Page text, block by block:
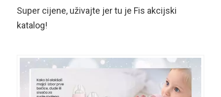
Super cijene, uživajte jer tu je Fis akcijski
katalog!